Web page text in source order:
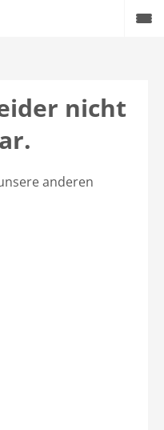
nicht
anderen